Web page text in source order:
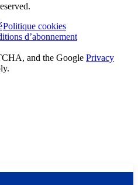
Politique cookies
d’abonnement
and the Google Privacy